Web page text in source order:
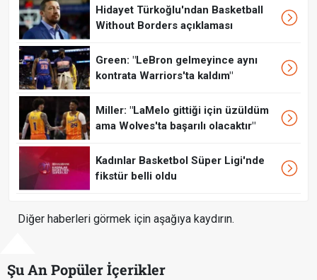
Hidayet Türkoğlu'ndan Basketball
Without Borders açıklaması
Green: "LeBron gelmeyince aynı
kontrata Warriors'ta kaldım"
Miller: "LaMelo gittiği için üzüldüm
ama Wolves'ta başarılı olacaktır"
Kadınlar Basketbol Süper Ligi'nde
fikstür belli oldu
Diğer haberleri görmek için aşağıya kaydırın.
Şu An Popüler İçerikler